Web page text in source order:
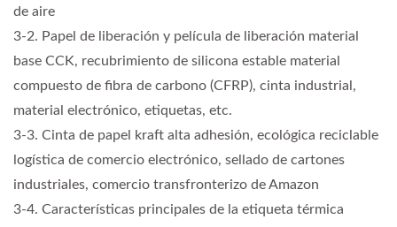
de aire
3-2. Papel de liberación y película de liberación material
base CCK, recubrimiento de silicona estable material
compuesto de fibra de carbono (CFRP), cinta industrial,
material electrónico, etiquetas, etc.
3-3. Cinta de papel kraft alta adhesión, ecológica reciclable
logística de comercio electrónico, sellado de cartones
industriales, comercio transfronterizo de Amazon
3-4. Características principales de la etiqueta térmica